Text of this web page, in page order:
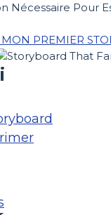
Nécessaire Pour
MON PREMIER